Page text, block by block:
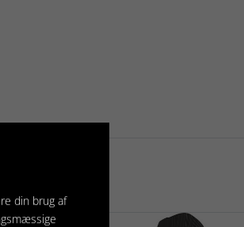
din brug af